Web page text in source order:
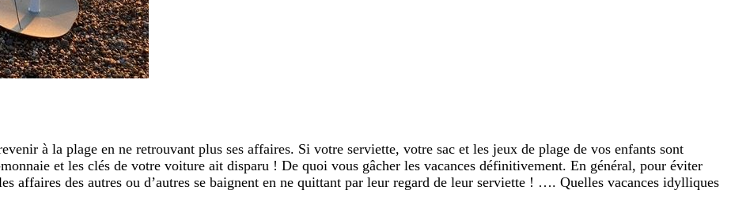
à la plage en ne retrouvant plus ses affaires. Si votre serviette, votre sac et les jeux de plage de vos enfants sont
et les clés de votre voiture ait disparu ! De quoi vous gâcher les vacances définitivement. En général, pour éviter
affaires des autres ou d’autres se baignent en ne quittant par leur regard de leur serviette ! …. Quelles vacances idylliques